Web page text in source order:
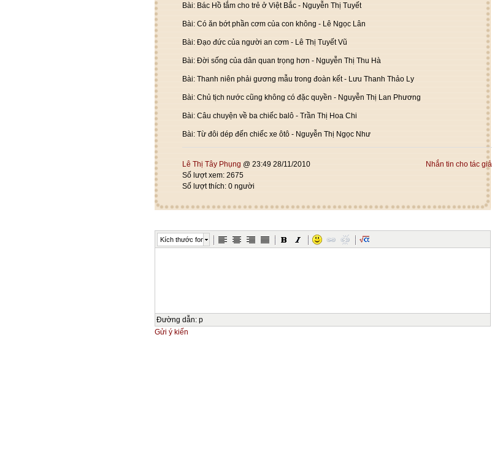
Bài: Bác Hồ tắm cho trẻ ở Việt Bắc - Nguyễn Thị Tuyết
Bài: Có ăn bớt phần cơm của con không - Lê Ngọc Lân
Bài: Đạo đức của người an cơm - Lê Thị Tuyết Vũ
Bài: Đời sống của dân quan trọng hơn - Nguyễn Thị Thu Hà
Bài: Thanh niên phải gương mẫu trong đoàn kết - Lưu Thanh Thảo Ly
Bài: Chủ tịch nước cũng không có đặc quyền - Nguyễn Thị Lan Phương
Bài: Câu chuyện về ba chiếc balô - Trần Thị Hoa Chi
Bài: Từ đôi dép đến chiếc xe ôtô - Nguyễn Thị Ngọc Như
Nhắn tin cho tác giả
Lê Thị Tây Phụng @ 23:49 28/11/2010
Số lượt xem: 2675
Số lượt thích: 0 người
Kích thước font
Đường dẫn: p
Gửi ý kiến